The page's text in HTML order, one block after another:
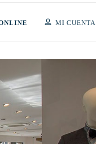
MI CUENTA